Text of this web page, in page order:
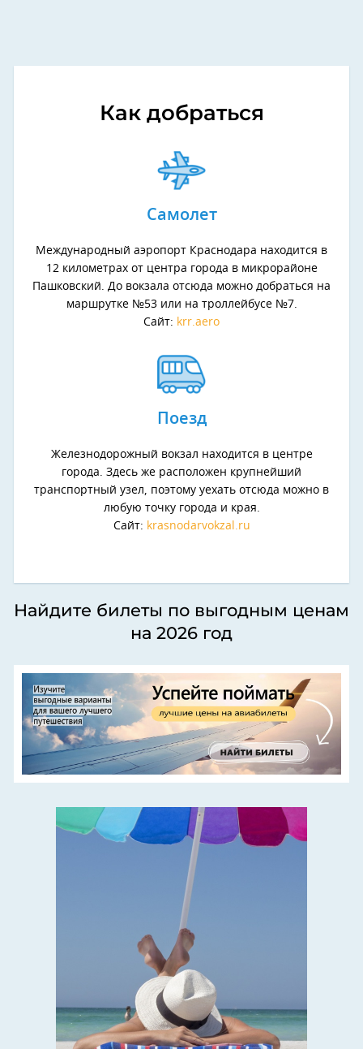
Как добраться
Самолет
Международный аэропорт Краснодара находится в
12 километрах от центра города в микрорайоне
Пашковский. До вокзала отсюда можно добраться на
маршрутке №53 или на троллейбусе №7.
Сайт: krr.aero
Поезд
Железнодорожный вокзал находится в центре
города. Здесь же расположен крупнейший
транспортный узел, поэтому уехать отсюда можно в
любую точку города и края.
Сайт: krasnodarvokzal.ru
Найдите билеты по выгодным ценам
на 2026 год